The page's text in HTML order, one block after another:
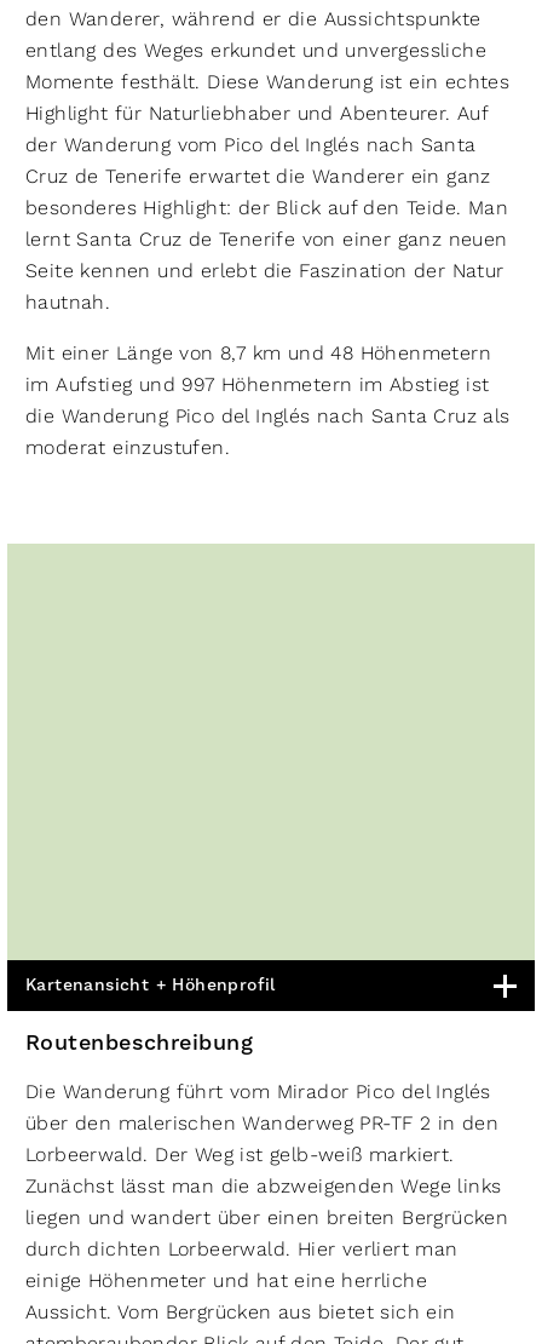
den Wanderer, während er die Aussichtspunkte
entlang des Weges erkundet und unvergessliche
Momente festhält. Diese Wanderung ist ein echtes
Highlight für Naturliebhaber und Abenteurer. Auf
der Wanderung vom Pico del Inglés nach Santa
Cruz de Tenerife erwartet die Wanderer ein ganz
besonderes Highlight: der Blick auf den Teide. Man
lernt Santa Cruz de Tenerife von einer ganz neuen
Seite kennen und erlebt die Faszination der Natur
hautnah.
Mit einer Länge von 8,7 km und 48 Höhenmetern
im Aufstieg und 997 Höhenmetern im Abstieg ist
die Wanderung Pico del Inglés nach Santa Cruz als
moderat einzustufen.
Kartenansicht + Höhenprofil
Routenbeschreibung
Die Wanderung führt vom Mirador Pico del Inglés
über den malerischen Wanderweg PR-TF 2 in den
Lorbeerwald. Der Weg ist gelb-weiß markiert.
Zunächst lässt man die abzweigenden Wege links
liegen und wandert über einen breiten Bergrücken
durch dichten Lorbeerwald. Hier verliert man
einige Höhenmeter und hat eine herrliche
Aussicht. Vom Bergrücken aus bietet sich ein